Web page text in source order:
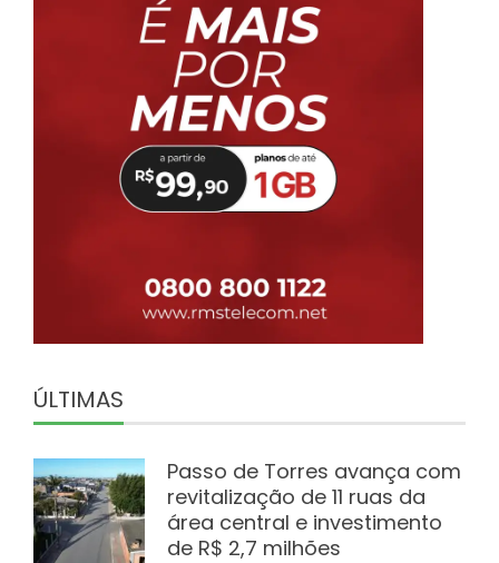
ÚLTIMAS
Passo de Torres avança com
revitalização de 11 ruas da
área central e investimento
de R$ 2,7 milhões